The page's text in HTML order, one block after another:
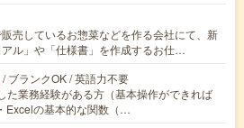
売しているお惣菜などを作る会社にて、新
ル」や「仕様書」を作成するお仕…
/ ブランクOK / 英語力不要
た業務経験がある方（基本操作ができれば
Excelの基本的な関数（…